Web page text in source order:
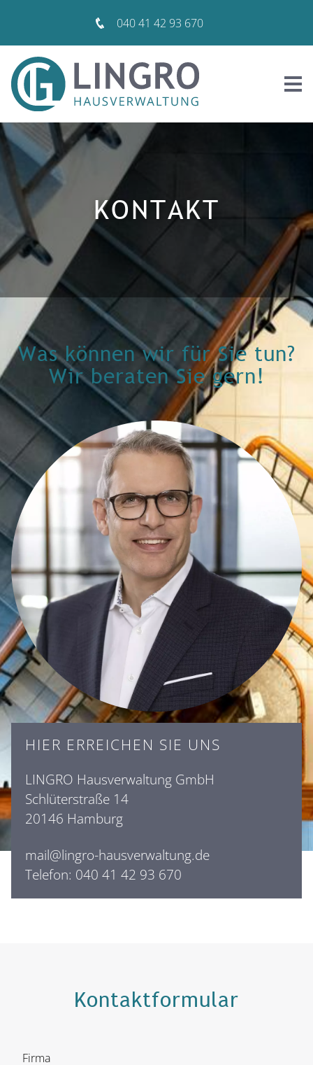
040 41 42 93 670
KONTAKT
Was können wir für Sie tun?
Wir beraten Sie gern!
HIER ERREICHEN SIE UNS
LINGRO Hausverwaltung GmbH
Schlüterstraße 14
20146 Hamburg
mail@lingro-hausverwaltung.de
Telefon: 040 41 42 93 670
Kontaktformular